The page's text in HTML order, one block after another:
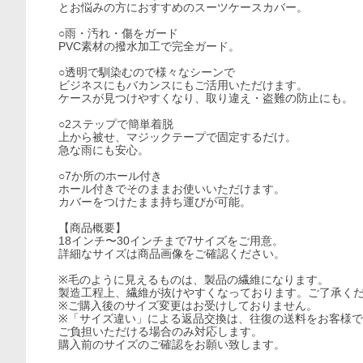
とお悩みの方におすすめのスーツケースカバー。
○雨・汚れ・傷をガード
PVC素材の撥水加工で完全ガード。
○透明で馴染むので様々なシーンで
ビジネスにもバカンスにもご活用いただけます。
ケースが見つけやすくなり、取り違え・盗難の防止にも。
○2ステップで簡単着脱
上から被せ、マジックテープで固定するだけ。
急な雨にも安心。
○7か所のホール付き
ホール付きでそのままお使いいただけます。
カバーをつけたまま持ち運びが可能。
【商品概要】
18インチ〜30インチまで7サイズをご用意。
詳細なサイズは商品画像をご確認ください。
※毛のように見えるものは、製品の繊維になります。
製造工程上、繊維が抜けやすくなっております。ご了承く
※ご購入後のサイズ変更はお受けしておりません。
※「サイズ違い」による返品交換は、往復の送料をお客様で
ご負担いただける場合のみ対応します。
購入前のサイズのご確認をお願い致します。